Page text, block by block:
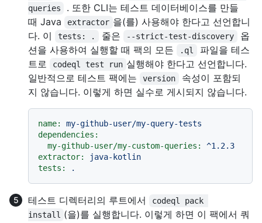
queries
. 또한 CLI는 테스트 데이터베이스를 만들
때 Java
extractor 을(를) 사용해야 한다고 선언합니
다. 이
tests: . 줄은 --strict-test-discovery
옵
션을 사용하여 실행할 때 팩의 모든
.ql
파일을 테스
트로
codeql test run 실행해야 한다고 선언합니다.
일반적으로 테스트 팩에는
version
속성이 포함되
지 않습니다. 이렇게 하면 실수로 게시되지 않습니다.
name:
my-github-user/my-query-tests
dependencies:
my-github-user/my-custom-queries:
^1.2.3
extractor:
java-kotlin
tests:
.
테스트 디렉터리의 루트에서
codeql pack
install (을)를 실행합니다. 이렇게 하면 이 팩에서 쿼